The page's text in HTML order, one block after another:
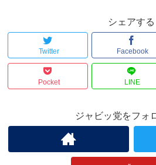
シェアする
Twitter Facebook
Pocket LINE
ジャビッ党をフォ